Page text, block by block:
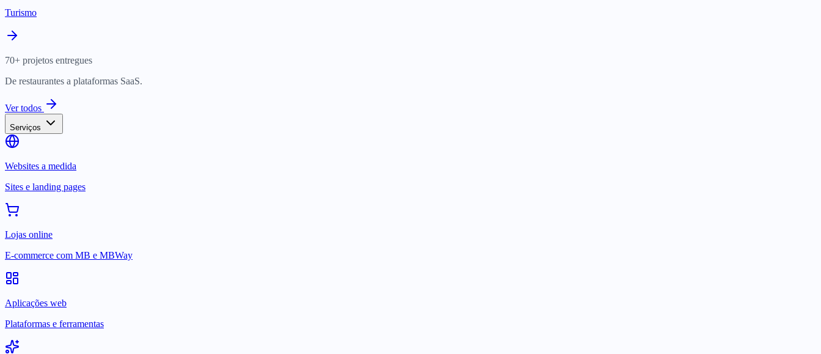
Turismo
70+ projetos entregues
De restaurantes a plataformas SaaS.
Ver todos
Serviços
Websites a medida
Sites e landing pages
Lojas online
E-commerce com MB e MBWay
Aplicações web
Plataformas e ferramentas